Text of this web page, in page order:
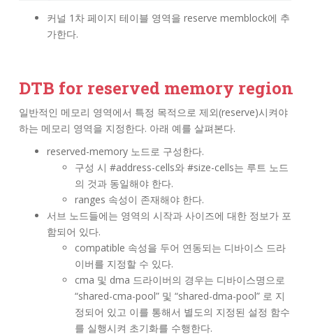
커널 1차 페이지 테이블 영역을 reserve memblock에 추
가한다.
DTB for reserved memory region
일반적인 메모리 영역에서 특정 목적으로 제외(reserve)시켜야
하는 메모리 영역을 지정한다. 아래 예를 살펴본다.
reserved-memory 노드로 구성한다.
구성 시 #address-cells와 #size-cells는 루트 노드
의 것과 동일해야 한다.
ranges 속성이 존재해야 한다.
서브 노드들에는 영역의 시작과 사이즈에 대한 정보가 포
함되어 있다.
compatible 속성을 두어 연동되는 디바이스 드라
이버를 지정할 수 있다.
cma 및 dma 드라이버의 경우는 디바이스명으로
“shared-cma-pool” 및 “shared-dma-pool” 로 지
정되어 있고 이를 통해서 별도의 지정된 설정 함수
를 실행시켜 초기화를 수행한다.